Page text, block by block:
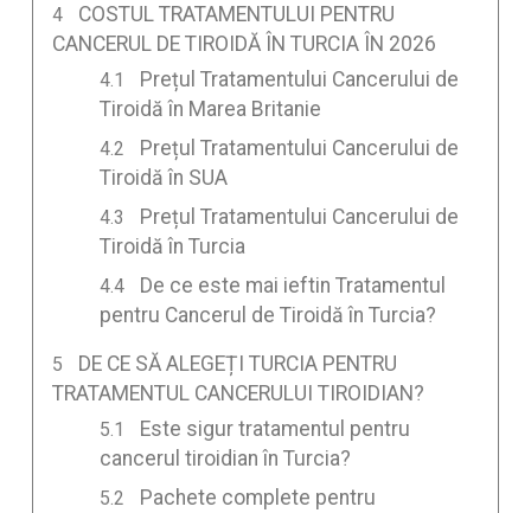
COSTUL TRATAMENTULUI PENTRU
CANCERUL DE TIROIDĂ ÎN TURCIA ÎN 2026
Prețul Tratamentului Cancerului de
Tiroidă în Marea Britanie
Prețul Tratamentului Cancerului de
Tiroidă în SUA
Prețul Tratamentului Cancerului de
Tiroidă în Turcia
De ce este mai ieftin Tratamentul
pentru Cancerul de Tiroidă în Turcia?
DE CE SĂ ALEGEȚI TURCIA PENTRU
TRATAMENTUL CANCERULUI TIROIDIAN?
Este sigur tratamentul pentru
cancerul tiroidian în Turcia?
Pachete complete pentru